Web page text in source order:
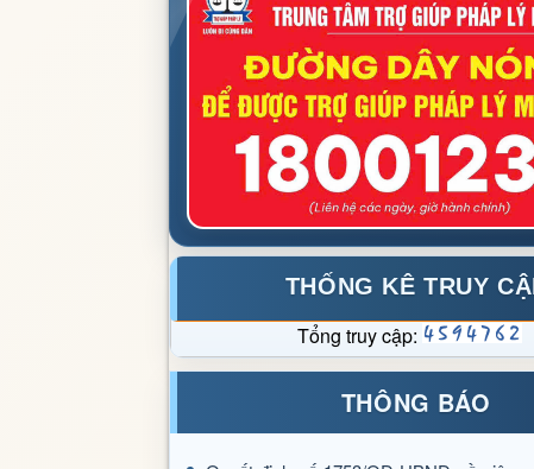
THỐNG KÊ TRUY
Tổng truy cập:
THÔNG BÁO